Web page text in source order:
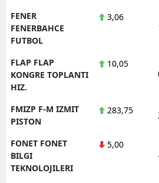
FENER
FENERBAHCE
FUTBOL
3,06
FLAP FLAP
KONGRE TOPLANTI
HIZ.
10,05
FMIZP F-M IZMIT
PISTON
283,75
FONET FONET
BILGI
TEKNOLOJILERI
5,00